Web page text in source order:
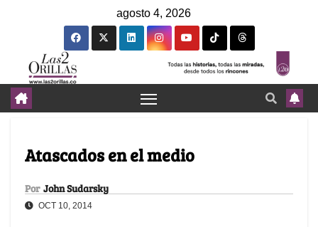
agosto 4, 2026
Atascados en el medio
Por John Sudarsky
OCT 10, 2014